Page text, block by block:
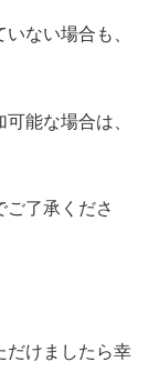
ない場合も、
能な場合は、
了承くださ
だけましたら幸